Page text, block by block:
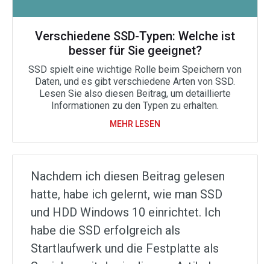
Verschiedene SSD-Typen: Welche ist
besser für Sie geeignet?
SSD spielt eine wichtige Rolle beim Speichern von
Daten, und es gibt verschiedene Arten von SSD.
Lesen Sie also diesen Beitrag, um detaillierte
Informationen zu den Typen zu erhalten.
MEHR LESEN
Nachdem ich diesen Beitrag gelesen
hatte, habe ich gelernt, wie man SSD
und HDD Windows 10 einrichtet. Ich
habe die SSD erfolgreich als
Startlaufwerk und die Festplatte als